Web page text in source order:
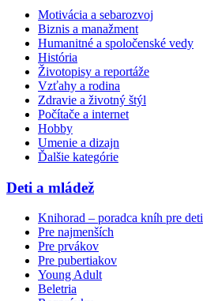
Motivácia a sebarozvoj
Biznis a manažment
Humanitné a spoločenské vedy
História
Životopisy a reportáže
Vzťahy a rodina
Zdravie a životný štýl
Počítače a internet
Hobby
Umenie a dizajn
Ďalšie kategórie
Deti a mládež
Knihorad – poradca kníh pre deti
Pre najmenších
Pre prvákov
Pre pubertiakov
Young Adult
Beletria